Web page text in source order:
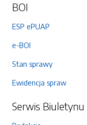
BOI
ESP ePUAP
e-BOI
Stan sprawy
Ewidencja spraw
Serwis Biuletynu